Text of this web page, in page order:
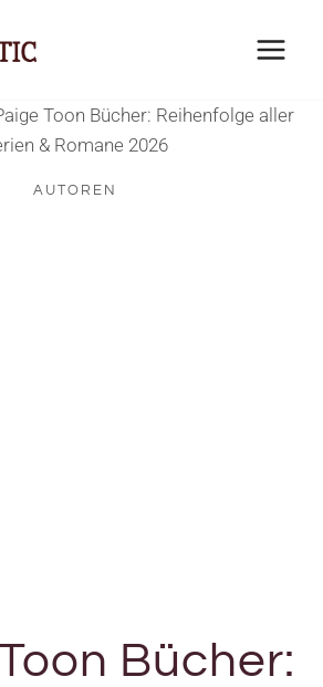
Toon Bücher: Reihenfolge aller
& Romane 2026
AUTOREN
Bücher: